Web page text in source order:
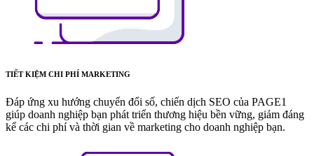
TIẾT KIỆM CHI PHÍ MARKETING
Đáp ứng xu hướng chuyển đổi số, chiến dịch SEO của PAGE1
giúp doanh nghiệp bạn phát triển thương hiệu bền vững, giảm đáng
kể các chi phí và thời gian về marketing cho doanh nghiệp bạn.